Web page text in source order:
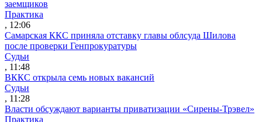
заемщиков
Практика
, 12:06
Самарская ККС приняла отставку главы облсуда Шилова
после проверки Генпрокуратуры
Судьи
, 11:48
ВККС открыла семь новых вакансий
Судьи
, 11:28
Власти обсуждают варианты приватизации «Сирены-Трэвел»
Практика